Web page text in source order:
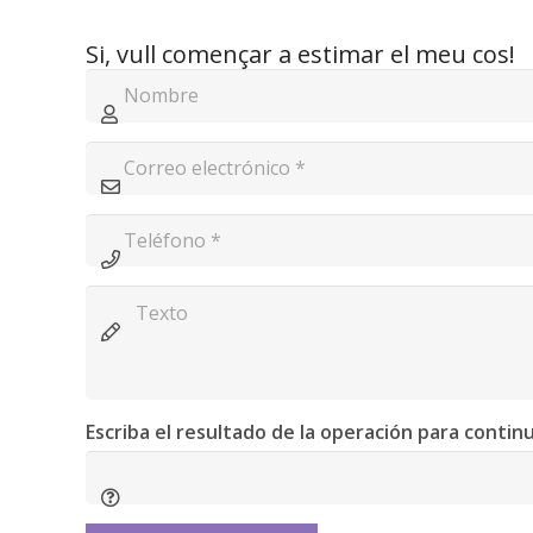
Si, vull començar a estimar el meu cos!
Escriba el resultado de la operación para